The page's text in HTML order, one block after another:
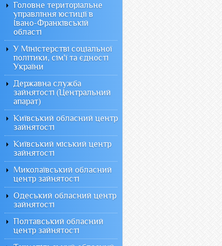
Головне територіальне
управління юстиції в
Івано-Франківській
області
У Міністерстві соціальної
політики, сім'ї та єдності
України
Державна служба
зайнятості (Центральний
апарат)
Київський обласний центр
зайнятості
Київський міський центр
зайнятості
Миколаївський обласний
центр зайнятості
Одеський обласний центр
зайнятості
Полтавський обласний
центр зайнятості